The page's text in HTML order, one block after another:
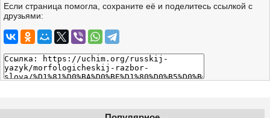
Если страница помогла, сохраните её и поделитесь ссылкой с
друзьями: